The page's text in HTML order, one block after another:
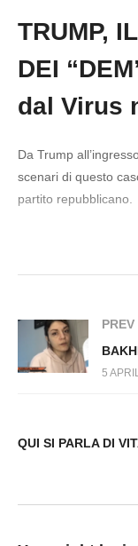
TRUMP,
DEI
dal Virus
Da Trump
scenari di questo
partito repubblicano.
PREV
5